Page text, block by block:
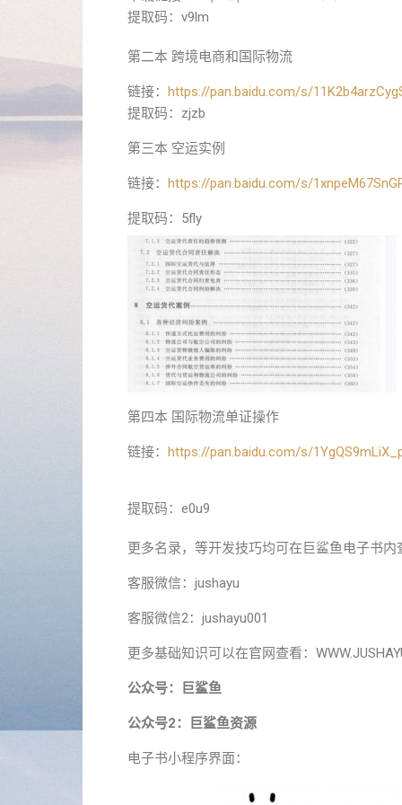
提取码：v9lm
第二本 跨境电商和国际物流
链接： https://pan.baidu.com/s/
提取码：zjzb
第三本 空运实例
链接： https://pan.baidu.com/s/
提取码：5fly
第四本 国际物流单证操作
链接： https://pan.baidu.com/s/
提取码：e0u9
更多名录，等开发技巧均可在巨鲨鱼电子书内
客服微信：jushayu
客服微信2：jushayu001
更多基础知识可以在官网查看：
公众号：巨鲨鱼
公众号2：巨鲨鱼资源
电子书小程序界面：